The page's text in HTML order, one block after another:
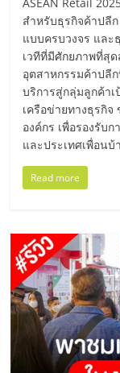
ไทย,
SMEs,
แฟ
รน
ไชส์,
ที่
ปรึกษ
แฟ
สำหรับธุรกิจค้าปลี
แบบครบวงจร และ
เวทีที่มีศักยภาพที่สุ
อุตสาหกรรมค้าปลี
บริการสู่กลุ่มลูกค้า
เครือข่ายทางธุรกิ
องค์กร เพื่อรองรับ
และประเทศเพื่อนบ้
Read more